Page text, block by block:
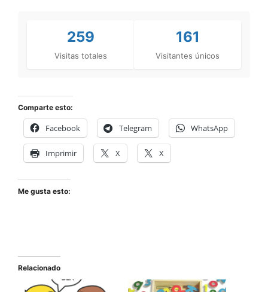
259
Visitas totales
161
Visitantes únicos
Comparte esto:
Facebook Telegram WhatsApp
Imprimir X X
Me gusta esto:
Relacionado